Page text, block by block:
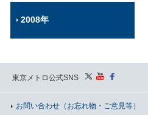
2008年
東京メトロ公式SNS
お問い合わせ （お忘れ物・ご意見等）